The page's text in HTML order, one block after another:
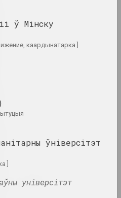
і Джэф Блюміс
выкладчык, куратар
ў Мінску
каардынатарка ]
ўніверсітэт
]
універсітэт